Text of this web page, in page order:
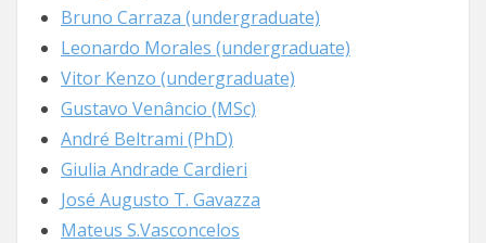
Bruno Carraza (undergraduate)
Leonardo Morales (undergraduate)
Vitor Kenzo (undergraduate)
Gustavo Venâncio (MSc)
André Beltrami (PhD)
Giulia Andrade Cardieri
José Augusto T. Gavazza
Mateus S.Vasconcelos